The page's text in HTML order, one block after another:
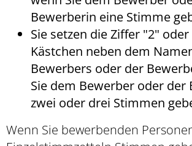
Bewerberin eine Stimme
Sie setzen die Ziffer "2"
Kästchen neben dem
Bewerbers oder der
Sie dem Bewerber oder der
zwei oder drei Stimmen
Wenn Sie bewerbenden